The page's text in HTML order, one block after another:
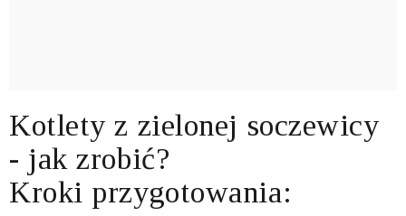
Kotlety z zielonej soczewicy
- jak zrobić?
Kroki przygotowania: